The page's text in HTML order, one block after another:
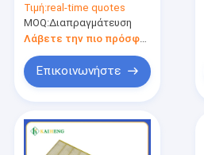
πλέγματος
μετάλλων
Τιμή:real-time quotes
MOQ:Διαπραγμάτευση
Λάβετε την πιο πρόσφατη τιμή
Επικοινωνήστε